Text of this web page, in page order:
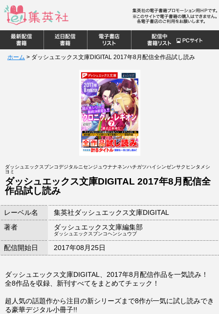
ホーム > ダッシュエックス文庫DIGITAL 2017年8月配信全作品試し読み
ダッシュエックスブンコデジタルニセンジュウナナネンハチガツハイシンゼンサクヒンタメシ
ヨミ
ダッシュエックス文庫DIGITAL 2017年8月配信全
作品試し読み
レーベル名
集英社ダッシュエックス文庫DIGITAL
著者
ダッシュエックス文庫編集部
ダッシュエックスブンコヘンシュウブ
配信開始日 2017年08月25日
ダッシュエックス文庫DIGITAL、2017年8月配信作品を一気読み！
全8作品を収録、新刊すべてをまとめてチェック！
超人気の話題作から注目の新シリーズまで8作が一気に試し読みでき
る豪華デジタル小冊子!!